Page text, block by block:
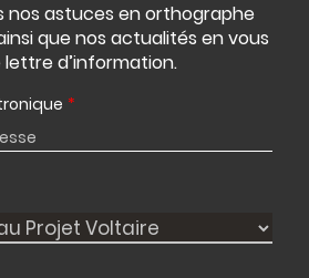
nos astuces en orthographe
que nos actualités en vous
d’information.
*